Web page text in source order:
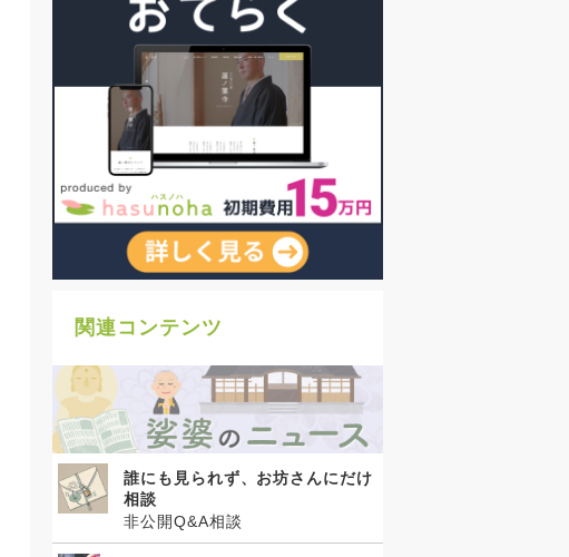
関連コンテンツ
誰にも見られず、お坊さんにだけ
相談
非公開Q&A相談